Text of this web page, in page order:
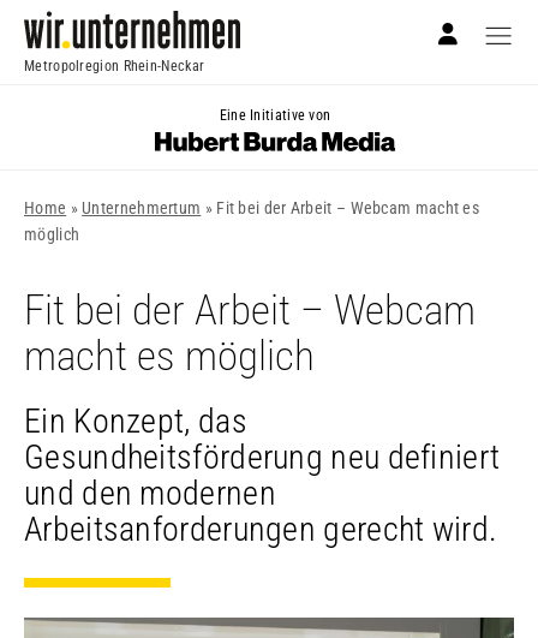
Metropolregion Rhein-Neckar
Eine Initiative von
Home » Unternehmertum » Fit bei der Arbeit – Webcam macht es
möglich
Fit bei der Arbeit – Webcam
macht es möglich
Ein Konzept, das
Gesundheitsförderung neu definiert
und den modernen
Arbeitsanforderungen gerecht wird.